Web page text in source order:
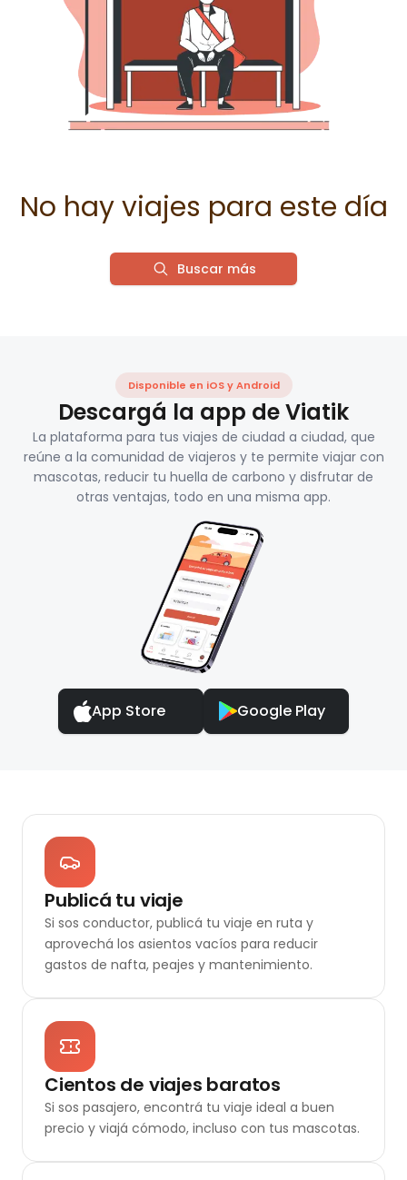
No hay viajes para este día
Buscar más
Disponible en iOS y Android
Descargá la app de Viatik
La plataforma para tus viajes de ciudad a ciudad, que
reúne a la comunidad de viajeros y te permite viajar con
mascotas, reducir tu huella de carbono y disfrutar de
otras ventajas, todo en una misma app.
App Store Google Play
Publicá tu viaje
Si sos conductor, publicá tu viaje en ruta y
aprovechá los asientos vacíos para reducir
gastos de nafta, peajes y mantenimiento.
Cientos de viajes baratos
Si sos pasajero, encontrá tu viaje ideal a buen
precio y viajá cómodo, incluso con tus mascotas.